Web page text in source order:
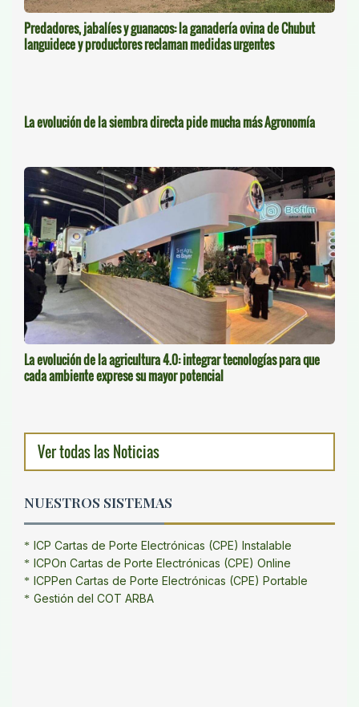
Predadores, jabalíes y guanacos: la ganadería ovina de Chubut
languidece y productores reclaman medidas urgentes
La evolución de la siembra directa pide mucha más Agronomía
La evolución de la agricultura 4.0: integrar tecnologías para que
cada ambiente exprese su mayor potencial
Ver todas las Noticias
NUESTROS SISTEMAS
ICP Cartas de Porte Electrónicas (CPE) Instalable
ICPOn Cartas de Porte Electrónicas (CPE) Online
ICPPen Cartas de Porte Electrónicas (CPE) Portable
Gestión del COT ARBA